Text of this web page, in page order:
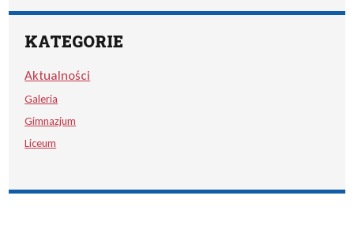
KATEGORIE
Aktualności
Galeria
Gimnazjum
Liceum